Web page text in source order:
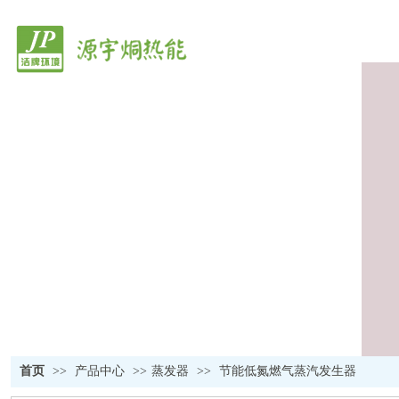
首页 >> 产品中心 >> 蒸发器 >> 节能低氮燃气蒸汽发生器